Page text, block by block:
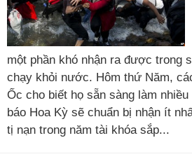
một phần khó nhận ra được trong
chạy khỏi nước. Hôm thứ Năm,
Ốc cho biết họ sẵn sàng làm
báo Hoa Kỳ sẽ chuẩn bị nhận ít
tị nạn trong năm tài khóa sắp...